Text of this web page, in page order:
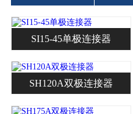
SI15-45单极连接器
SH120A双极连接器